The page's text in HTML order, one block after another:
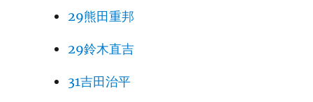
29熊田重邦
29鈴木直吉
31吉田治平